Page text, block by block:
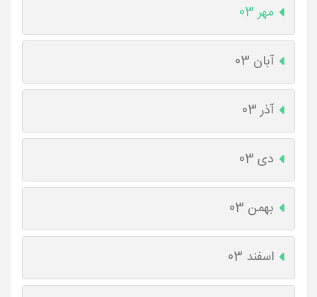
مهر 03
آبان 03
آذر 03
دی 03
بهمن 03
اسفند 03